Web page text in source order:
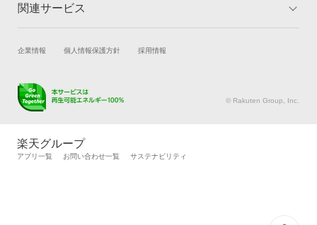
トップ
車検の基礎知識 キャンペーン一覧
関連サービス
試乗・商談 新車購入
キズ修理予約
メンテナンス管理
タイヤ交換サービス
自動車カタログ 自動車保険
企業情報 個人情報保護方針 採用情報
© Rakuten Group, Inc.
楽天グループ
アプリ一覧 お問い合わせ一覧 サステナビリティ